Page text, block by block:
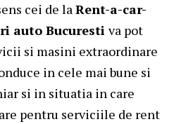
cei de laRent-a-car-
auto Bucuresti va pot
si masini extraordinare
in cele mai bune si
si in situatia in care
pentru serviciile de rent